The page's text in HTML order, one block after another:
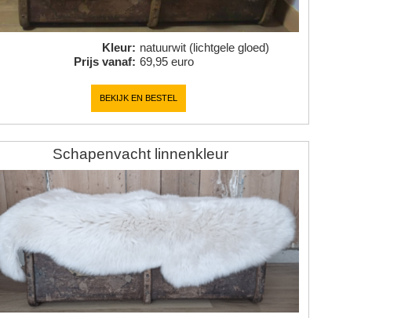
Kleur: natuurwit (lichtgele gloed)
Prijs vanaf: 69,95 euro
BEKIJK EN BESTEL
Schapenvacht linnenkleur